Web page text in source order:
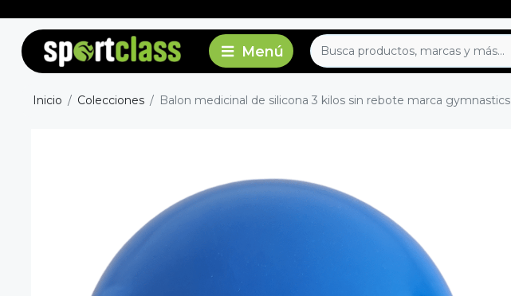
Inicio Colecciones Balon medicinal de silicona 3 kilos sin rebote marca gymnastics